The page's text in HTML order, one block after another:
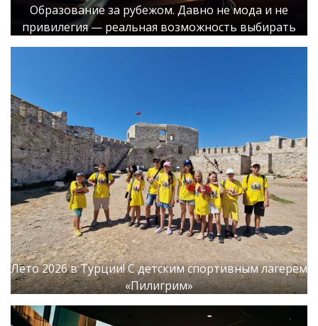
Образование за рубежом. Давно не мода и не
привилегия — реальная возможность выбирать
Лето 2026 в Турции! С детским спортивным лагерем
«Пилигрим»